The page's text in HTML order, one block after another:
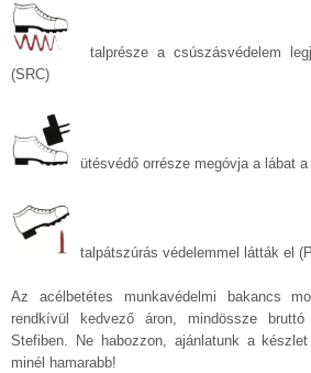
talprésze a csúszásvédelem
(SRC)
ütésvédő orrésze megóvja a lábat
talpátszúrás védelemmel látták el
Az acélbetétes munkavédelmi bakancs
rendkívül kedvező áron, mindössze
Stefiben. Ne habozzon, ajánlatunk a
minél hamarabb!